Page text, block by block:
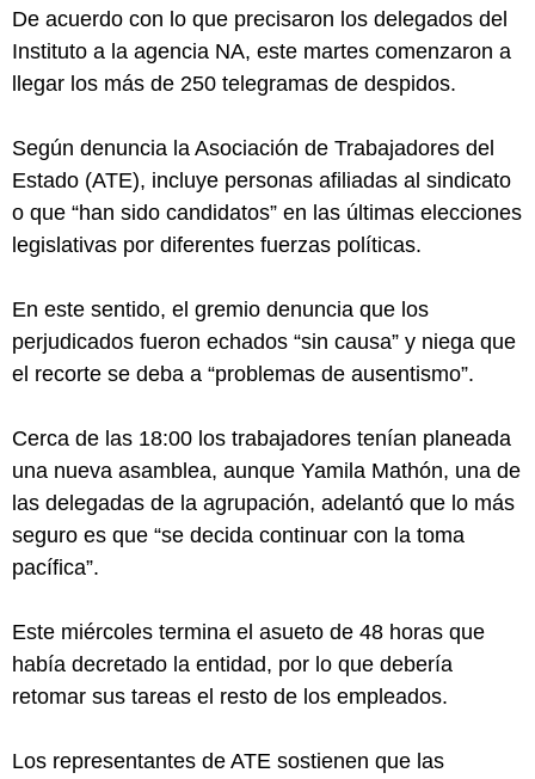
De acuerdo con lo que precisaron los delegados del
Instituto a la agencia NA, este martes comenzaron a
llegar los más de 250 telegramas de despidos.
Según denuncia la Asociación de Trabajadores del
Estado (ATE), incluye personas afiliadas al sindicato
o que “han sido candidatos” en las últimas elecciones
legislativas por diferentes fuerzas políticas.
En este sentido, el gremio denuncia que los
perjudicados fueron echados “sin causa” y niega que
el recorte se deba a “problemas de ausentismo”.
Cerca de las 18:00 los trabajadores tenían planeada
una nueva asamblea, aunque Yamila Mathón, una de
las delegadas de la agrupación, adelantó que lo más
seguro es que “se decida continuar con la toma
pacífica”.
Este miércoles termina el asueto de 48 horas que
había decretado la entidad, por lo que debería
retomar sus tareas el resto de los empleados.
Los representantes de ATE sostienen que las